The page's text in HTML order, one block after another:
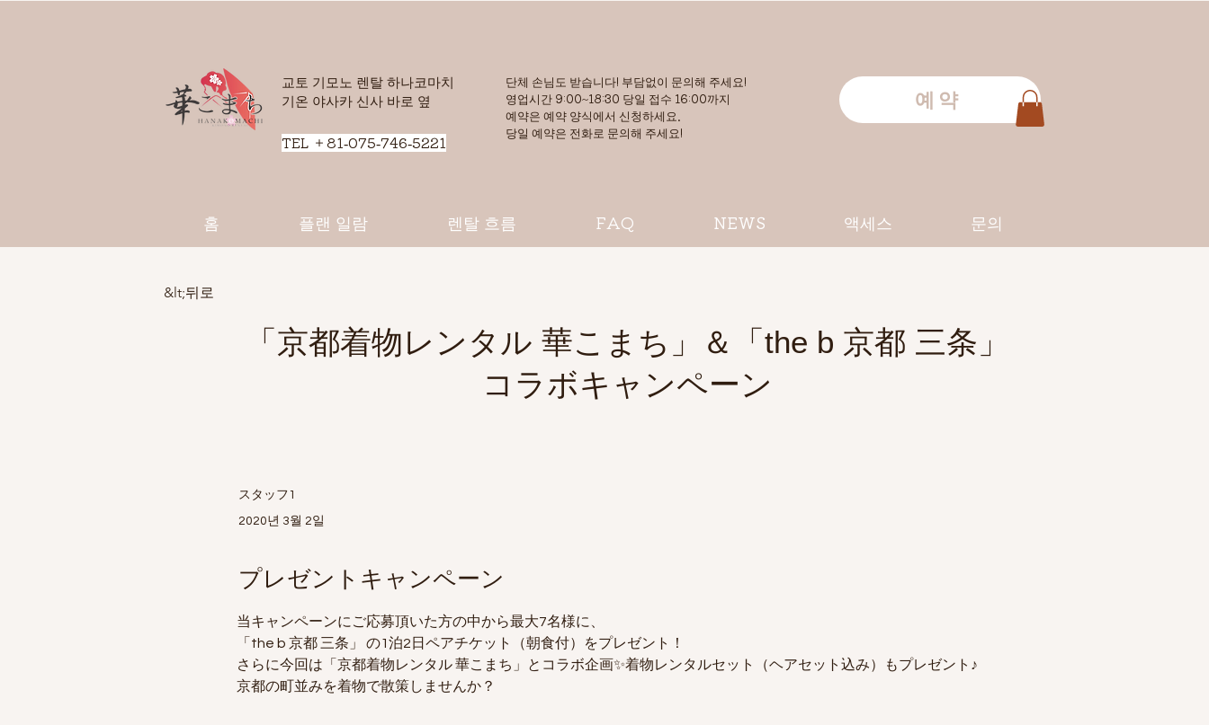
교토 기모노 렌탈 하나코마치
​기온 야사카 신사 바로 옆
​TEL ＋81-075-746-5221
단체 손님도 받습니다! 부담없이 문의해 주세요!
영업시간 9:00~18:30 당일 접수 16:00까지
​예약은 예약 양식에서 신청하세요.
​당일 예약은 전화로 문의해 주세요!
예약
홈 플랜 일람 렌탈 흐름 FAQ NEWS 액세스 문의
&lt;뒤로
「京都着物レンタル 華こまち」＆「the b 京都 三条」
コラボキャンペーン
スタッフ1
2020년 3월 2일
プレゼントキャンペーン
当キャンペーンにご応募頂いた方の中から最大7名様に、
「the b 京都 三条」 の1泊2日ペアチケット（朝食付）をプレゼント！
さらに今回は「京都着物レンタル 華こまち」とコラボ企画✨着物レンタルセット（ヘアセット込み）もプレゼント♪
京都の町並みを着物で散策しませんか？